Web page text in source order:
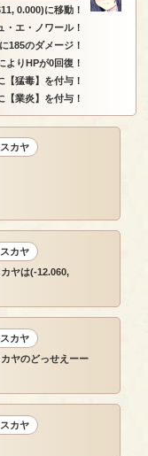
0.000)に移動！
・エ・ノワール！
185のダメージ！
よりHPが0回復！
【猛毒】を付与！
【業炎】を付与！
カヤ
カヤ
ヤは(-12.060,
カヤ
ヤのどっせえーー
カヤ